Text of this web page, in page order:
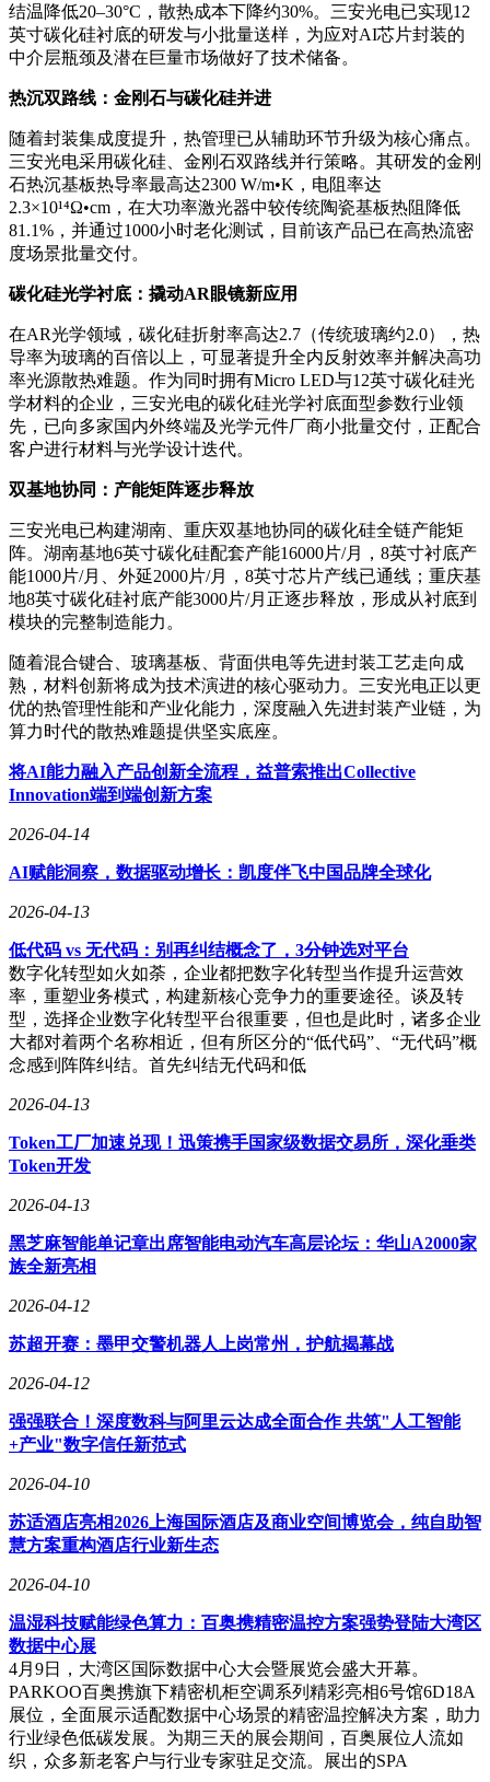
结温降低20–30°C，散热成本下降约30%。三安光电已实现12
英寸碳化硅衬底的研发与小批量送样，为应对AI芯片封装的
中介层瓶颈及潜在巨量市场做好了技术储备。
热沉双路线：金刚石与碳化硅并进
随着封装集成度提升，热管理已从辅助环节升级为核心痛点。
三安光电采用碳化硅、金刚石双路线并行策略。其研发的金刚
石热沉基板热导率最高达2300 W/m•K，电阻率达
2.3×10¹⁴Ω•cm，在大功率激光器中较传统陶瓷基板热阻降低
81.1%，并通过1000小时老化测试，目前该产品已在高热流密
度场景批量交付。
碳化硅光学衬底：撬动AR眼镜新应用
在AR光学领域，碳化硅折射率高达2.7（传统玻璃约2.0），热
导率为玻璃的百倍以上，可显著提升全内反射效率并解决高功
率光源散热难题。作为同时拥有Micro LED与12英寸碳化硅光
学材料的企业，三安光电的碳化硅光学衬底面型参数行业领
先，已向多家国内外终端及光学元件厂商小批量交付，正配合
客户进行材料与光学设计迭代。
双基地协同：产能矩阵逐步释放
三安光电已构建湖南、重庆双基地协同的碳化硅全链产能矩
阵。湖南基地6英寸碳化硅配套产能16000片/月，8英寸衬底产
能1000片/月、外延2000片/月，8英寸芯片产线已通线；重庆基
地8英寸碳化硅衬底产能3000片/月正逐步释放，形成从衬底到
模块的完整制造能力。
随着混合键合、玻璃基板、背面供电等先进封装工艺走向成
熟，材料创新将成为技术演进的核心驱动力。三安光电正以更
优的热管理性能和产业化能力，深度融入先进封装产业链，为
算力时代的散热难题提供坚实底座。
将AI能力融入产品创新全流程，益普索推出Collective
Innovation端到端创新方案
2026-04-14
AI赋能洞察，数据驱动增长：凯度伴飞中国品牌全球化
2026-04-13
低代码 vs 无代码：别再纠结概念了，3分钟选对平台
数字化转型如火如荼，企业都把数字化转型当作提升运营效
率，重塑业务模式，构建新核心竞争力的重要途径。谈及转
型，选择企业数字化转型平台很重要，但也是此时，诸多企业
大都对着两个名称相近，但有所区分的“低代码”、“无代码”概
念感到阵阵纠结。首先纠结无代码和低
2026-04-13
Token工厂加速兑现！迅策携手国家级数据交易所，深化垂类
Token开发
2026-04-13
黑芝麻智能单记章出席智能电动汽车高层论坛：华山A2000家
族全新亮相
2026-04-12
苏超开赛：墨甲交警机器人上岗常州，护航揭幕战
2026-04-12
强强联合！深度数科与阿里云达成全面合作 共筑"人工智能
+产业"数字信任新范式
2026-04-10
苏适酒店亮相2026上海国际酒店及商业空间博览会，纯自助智
慧方案重构酒店行业新生态
2026-04-10
温湿科技赋能绿色算力：百奥携精密温控方案强势登陆大湾区
数据中心展
4月9日，大湾区国际数据中心大会暨展览会盛大开幕。
PARKOO百奥携旗下精密机柜空调系列精彩亮相6号馆6D18A
展位，全面展示适配数据中心场景的精密温控解决方案，助力
行业绿色低碳发展。为期三天的展会期间，百奥展位人流如
织，众多新老客户与行业专家驻足交流。展出的SPA